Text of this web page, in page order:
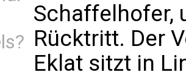
Schaffelhofer,
Rücktritt. Der
Eklat sitzt in